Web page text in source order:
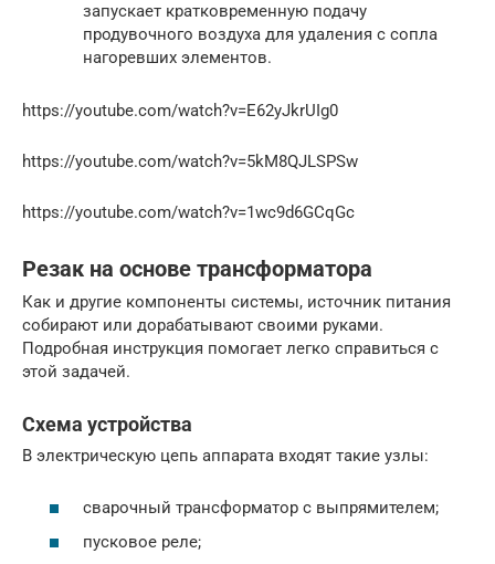
запускает кратковременную подачу
продувочного воздуха для удаления с сопла
нагоревших элементов.
https://youtube.com/watch?v=E62yJkrUIg0
https://youtube.com/watch?v=5kM8QJLSPSw
https://youtube.com/watch?v=1wc9d6GCqGc
Резак на основе трансформатора
Как и другие компоненты системы, источник питания
собирают или дорабатывают своими руками.
Подробная инструкция помогает легко справиться с
этой задачей.
Схема устройства
В электрическую цепь аппарата входят такие узлы:
сварочный трансформатор с выпрямителем;
пусковое реле;